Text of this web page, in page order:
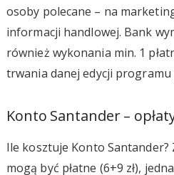
osoby polecane – na
informacji handlowej. Bank
również wykonania min. 1
trwania danej edycji programu
Konto Santander –
Ile kosztuje Konto
mogą być płatne (6+9 zł),